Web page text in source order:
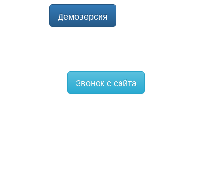
Демоверсия
Звонок с сайта